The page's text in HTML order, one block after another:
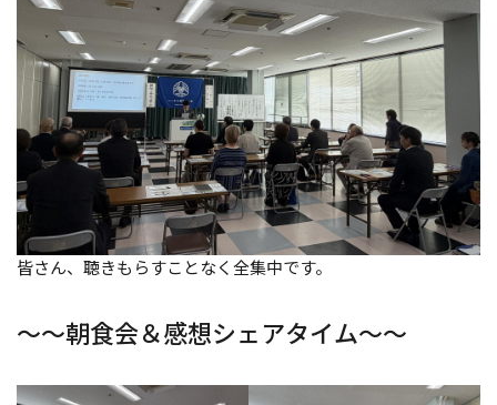
皆さん、聴きもらすことなく全集中です。
～～朝食会＆感想シェアタイム～～